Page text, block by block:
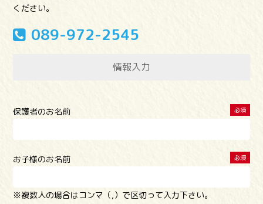
ください。
089-972-2545
情報入力
保護者のお名前 必須
お子様のお名前 必須
※複数人の場合はコンマ（,）で区切って入力下さい。